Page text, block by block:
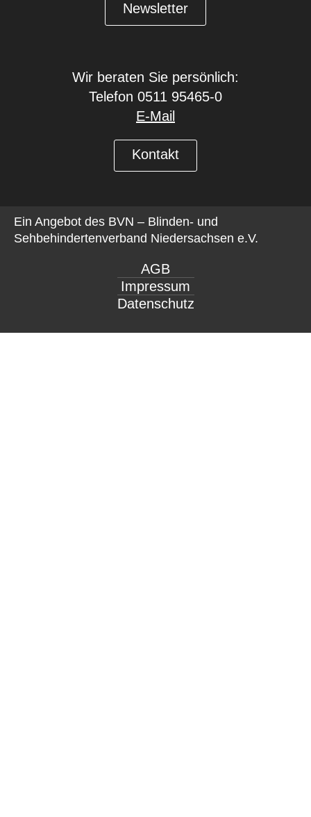
Newsletter
Wir beraten Sie persönlich:
Telefon 0511 95465-0
E-Mail
Kontakt
Ein Angebot des BVN – Blinden- und
Sehbehindertenverband Niedersachsen e.V.
AGB
Impressum
Datenschutz